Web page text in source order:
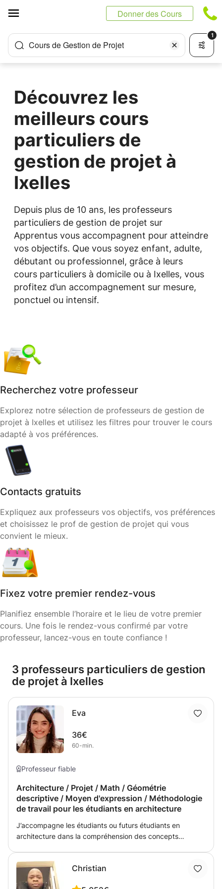
Donner des Cours
Cours de Gestion de Projet
1
Découvrez les
meilleurs cours
particuliers de
gestion de projet à
Ixelles
Depuis plus de 10 ans, les professeurs
particuliers de gestion de projet sur
Apprentus vous accompagnent pour atteindre
vos objectifs. Que vous soyez enfant, adulte,
débutant ou professionnel, grâce à leurs
cours particuliers à domicile ou à Ixelles, vous
profitez d’un accompagnement sur mesure,
ponctuel ou intensif.
Recherchez votre professeur
Explorez notre sélection de professeurs de gestion de
projet à Ixelles et utilisez les filtres pour trouver le cours
adapté à vos préférences.
Contacts gratuits
Expliquez aux professeurs vos objectifs, vos préférences
et choisissez le prof de gestion de projet qui vous
convient le mieux.
Fixez votre premier rendez-vous
Planifiez ensemble l’horaire et le lieu de votre premier
cours. Une fois le rendez-vous confirmé par votre
professeur, lancez-vous en toute confiance !
3 professeurs particuliers de gestion
de projet à Ixelles
Eva
36€
60-min.
Professeur fiable
Architecture / Projet / Math / Géométrie
descriptive / Moyen d'expression / Méthodologie
de travail pour les étudiants en architecture
J’accompagne les étudiants ou futurs étudiants en
architecture dans la compréhension des concepts
pédagogique est claire, structurée et adaptée au niveau
de chacun. Que ce soit pour une remise à niveau, une
Christian